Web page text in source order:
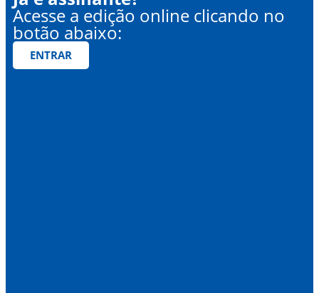
Acesse a edição online clicando no
botão abaixo:
ENTRAR